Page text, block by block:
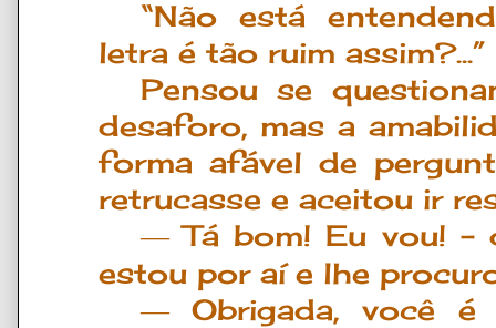
“Não está
letra é tão ruim assim?...”
Pensou se
desaforo, mas a
forma afável de
retrucasse e aceitou ir
―Tá bom! Eu vou! –
estou por aíe lhe
―Obrigada, você é